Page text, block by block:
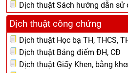
Dịch thuật Sách hướng dẫn sử
Dịch thuật công chứng
Dịch thuật Học bạ TH, THCS,
Dịch thuật Bảng điểm ĐH, CĐ
Dịch thuật Giấy Khen, bằng